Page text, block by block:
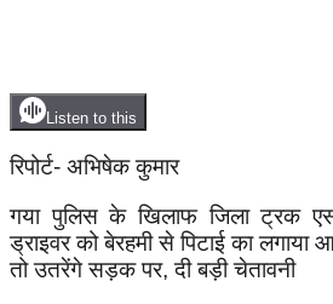
Listen to this
रिपोर्ट- अभिषेक कुमार
गया पुलिस के खिलाफ जिला ट्रक
ड्राइवर को बेरहमी से पिटाई का लगाया
तो उतरेंगे सड़क पर, दी बड़ी चेतावनी